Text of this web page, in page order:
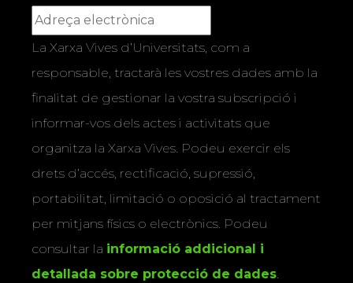
La Xarxa Vives d’Universitats, com a
responsable, tractarà les vostres dades amb la
finalitat de gestionar la vostra subscripció i
informar-vos dels actes i activitats que
organitza la Xarxa Vives. Podeu exercir els
drets d’accés, rectificació, supressió,
portabilitat, limitació o oposició al tractament
per mitjans físics o electrònics. Podeu
consultar la informació addicional i
detallada sobre protecció de dades.